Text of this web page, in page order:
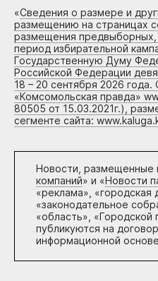
«Сведения о размере и
размещению на страницах
размещения предвыборных,
период избирательной
Государственную Думу
Российской Федерации
18 – 20 сентября 2026
«Комсомольская правда»
80505 от 15.03.2021г.),
сегменте сайта:
Новости, размещенные
компаний» и «Новости
«реклама», «городская
«законодательное
«область», «Городской
публикуются на
информационной